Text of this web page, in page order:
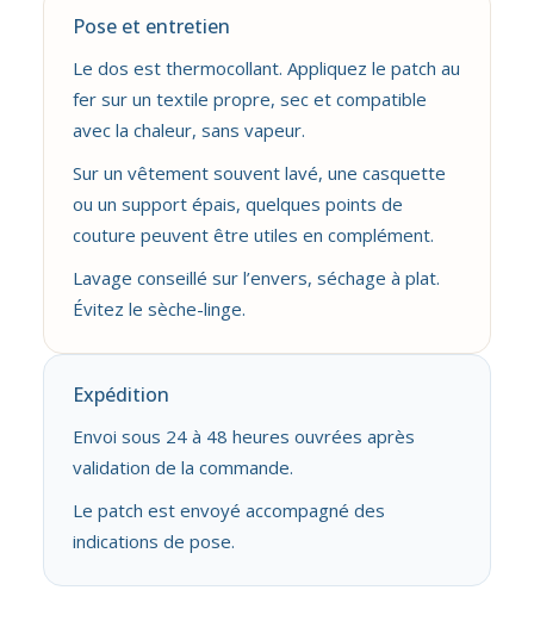
Pose et entretien
Le dos est thermocollant. Appliquez le patch au
fer sur un textile propre, sec et compatible
avec la chaleur, sans vapeur.
Sur un vêtement souvent lavé, une casquette
ou un support épais, quelques points de
couture peuvent être utiles en complément.
Lavage conseillé sur l’envers, séchage à plat.
Évitez le sèche-linge.
Expédition
Envoi sous 24 à 48 heures ouvrées après
validation de la commande.
Le patch est envoyé accompagné des
indications de pose.